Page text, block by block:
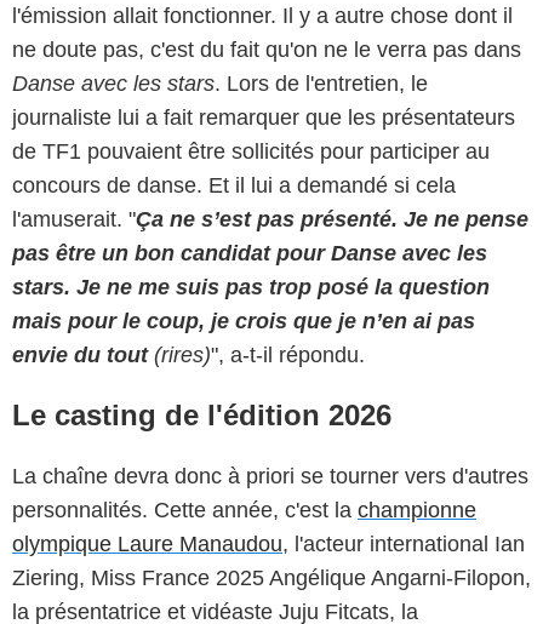
l'émission allait fonctionner. Il y a autre chose dont il
ne doute pas, c'est du fait qu'on ne le verra pas dans
Danse avec les stars. Lors de l'entretien, le
journaliste lui a fait remarquer que les présentateurs
de TF1 pouvaient être sollicités pour participer au
concours de danse. Et il lui a demandé si cela
l'amuserait. "Ça ne s’est pas présenté. Je ne pense
pas être un bon candidat pour Danse avec les
stars. Je ne me suis pas trop posé la question
mais pour le coup, je crois que je n’en ai pas
envie du tout(rires)", a-t-il répondu.
Le casting de l'édition 2026
La chaîne devra donc à priori se tourner vers d'autres
personnalités. Cette année, c'est la championne
olympique Laure Manaudou, l'acteur international Ian
Ziering, Miss France 2025 Angélique Angarni-Filopon,
la présentatrice et vidéaste Juju Fitcats, la